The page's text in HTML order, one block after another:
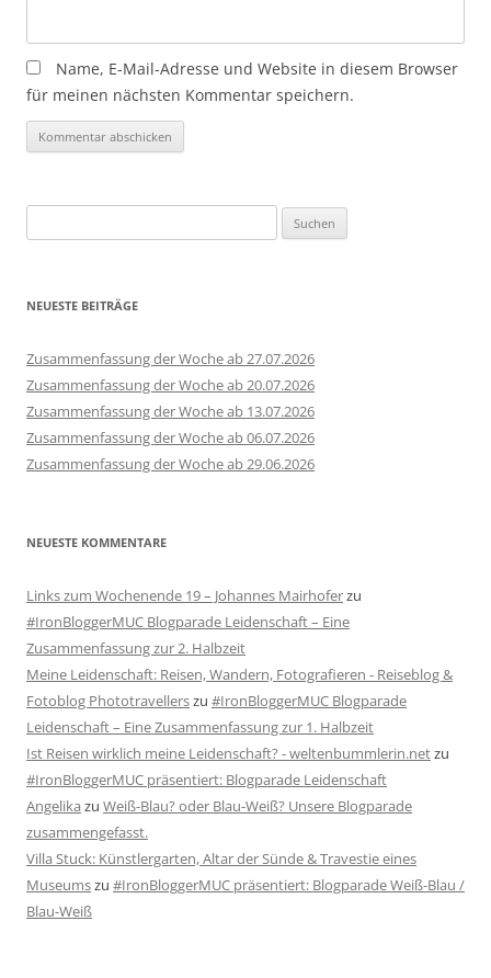
Name, E-Mail-Adresse und Website in diesem Browser
für meinen nächsten Kommentar speichern.
nach:
NEUESTE BEITRÄGE
Zusammenfassung der Woche ab 27.07.2026
Zusammenfassung der Woche ab 20.07.2026
Zusammenfassung der Woche ab 13.07.2026
Zusammenfassung der Woche ab 06.07.2026
Zusammenfassung der Woche ab 29.06.2026
NEUESTE KOMMENTARE
Links zum Wochenende 19 – Johannes Mairhoferzu
#IronBloggerMUC Blogparade Leidenschaft – Eine
Zusammenfassung zur 2. Halbzeit
Meine Leidenschaft: Reisen, Wandern, Fotografieren - Reiseblog &
Fotoblog Phototravellerszu #IronBloggerMUC Blogparade
Leidenschaft – Eine Zusammenfassung zur 1. Halbzeit
Ist Reisen wirklich meine Leidenschaft? - weltenbummlerin.netzu
#IronBloggerMUC präsentiert: Blogparade Leidenschaft
Angelika zu Weiß-Blau? oder Blau-Weiß? Unsere Blogparade
zusammengefasst.
Villa Stuck: Künstlergarten, Altar der Sünde & Travestie eines
Museumszu #IronBloggerMUC präsentiert: Blogparade Weiß-Blau /
Blau-Weiß